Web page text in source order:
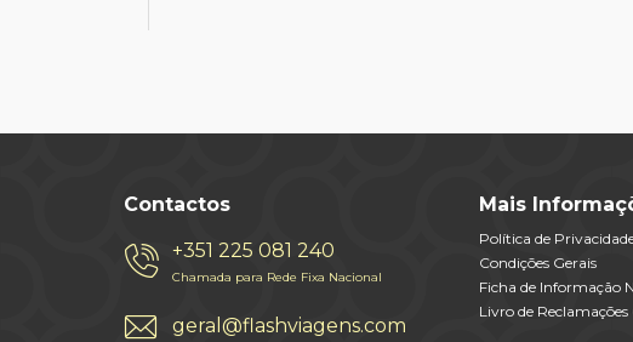
Contactos
+351 225 081 240
Chamada para Rede Fixa Nacional
geral@flashviagens.com
Mais
Política de
Condições Gerais
Ficha de Informação
Livro de